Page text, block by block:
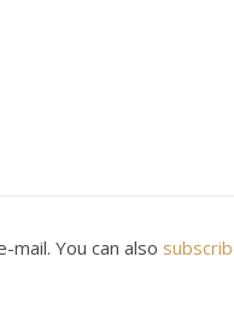
You can also